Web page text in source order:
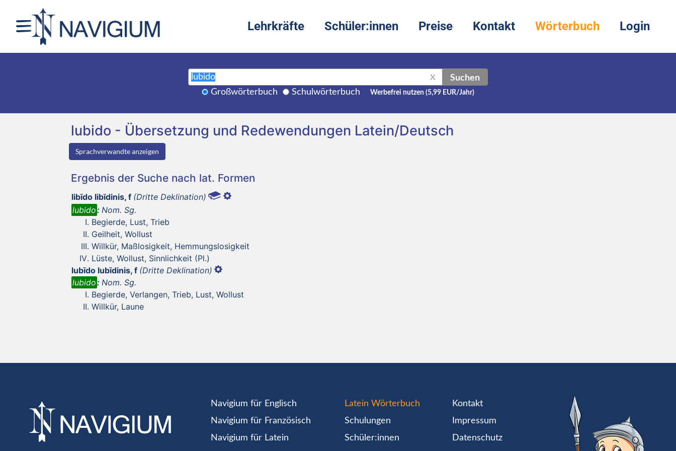
Lehrkräfte Schüler:innen Preise Kontakt Wörterbuch Login
X Suchen
Großwörterbuch Schulwörterbuch Werbefrei nutzen (5,99 EUR/Jahr)
lubido - Übersetzung und Redewendungen Latein/Deutsch
Sprachverwandte anzeigen
Ergebnis der Suche nach lat. Formen
libīdo libīdinis, f (Dritte Deklination)
lubido: Nom. Sg.
Begierde, Lust, Trieb
Geilheit, Wollust
Willkür, Maßlosigkeit, Hemmungslosigkeit
Lüste, Wollust, Sinnlichkeit (Pl.)
lubīdo lubīdinis, f (Dritte Deklination)
lubido: Nom. Sg.
Begierde, Verlangen, Trieb, Lust, Wollust
Willkür, Laune
Navigium für Englisch
Navigium für Französisch
Navigium für Latein
Latein Wörterbuch
Schulungen
Schüler:innen
Kontakt
Impressum
Datenschutz